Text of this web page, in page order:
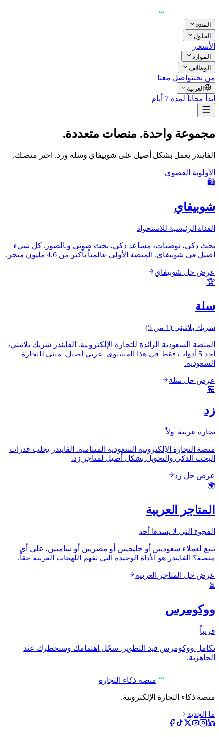
المنتج
الحلول
الأسعار
الموارد
الوظائف
من نحنتواصل معنا
العربية
ابدأ مجاناً لمدة 7 أيام
مجموعة واحدة. منصات متعددة.
الفايندر يعمل بشكل أصيل على شوبيفاي وسلة وزد. اختر منصتك.
الأولوية القصوى
🛍️
شوبيفاي
القناة الرئيسية للاستحواذ
بحث ذكي، توصيات، مساعد ذكي، بحث صوتي وبالصور. كل شيء
أصيل في شوبيفاي. المنصة الأولى عالمياً بأكثر من 4.6 مليون متجر.
عرض حل شوبيفاي
🏆
سلة
شريك بلاتيني (1 من 5)
المنصة السعودية الرائدة للتجارة الإلكترونية. الفايندر شريك بلاتيني،
أحد 5 أدوات فقط في هذا المستوى. عربي أصيل، مبني للتجارة
السعودية.
عرض حل سلة
🏪
زد
تجارة عربية أولاً
منصة التجارة الإلكترونية السعودية المتنامية. الفايندر يجلب قدرات
البحث الذكي والتحويل بشكل أصيل لمتاجر زد.
عرض حل زد
🌍
المتاجر العربية
الفجوة التي لا يسدها أحد
تبيع لعملاء سعوديين أو خليجيين أو مصريين أو شاميين، على أي
منصة؟ الفايندر هو الأداة الوحيدة التي تفهم اللهجات العربية حقاً.
عرض حل المتاجر العربية
⏳
ووكومرس
قريباً
تكامل ووكومرس قيد التطوير. سجّل اهتمامك وسنخطرك عند
الجاهزية.
منصة ذكاء التجارة
منصة ذكاء التجارة الإلكترونية.
ما الجديد